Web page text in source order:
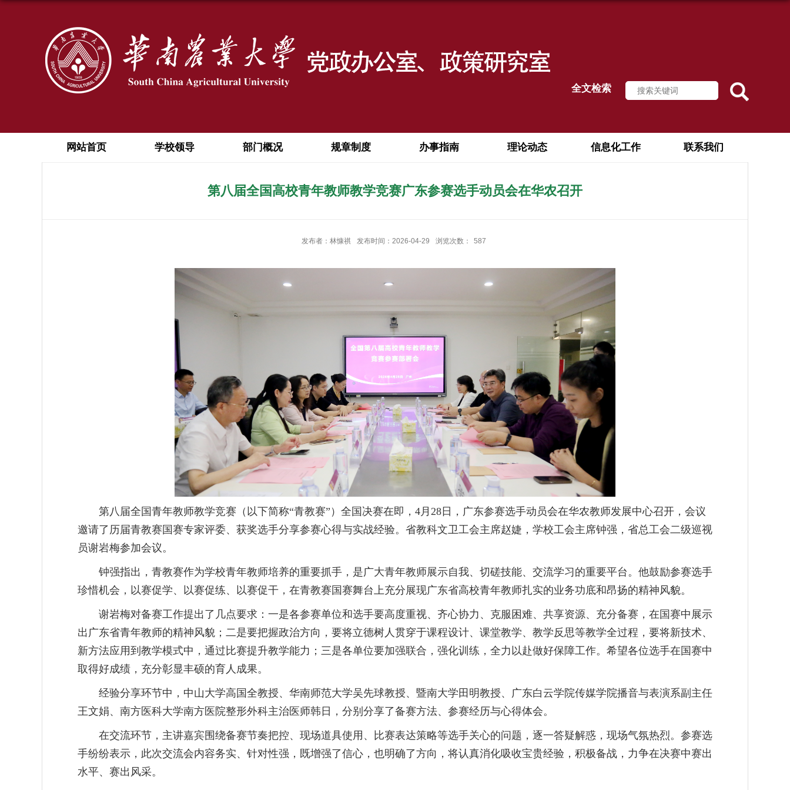
全文检索
网站首页 学校领导 部门概况 规章制度 办事指南 理论动态 信息化工作 联系我们
第八届全国高校青年教师教学竞赛广东参赛选手动员会在华农召开
发布者：林慷祺 发布时间：2026-04-29 浏览次数： 587
第八届全国青年教师教学竞赛（以下简称“青教赛”）全国决赛在即，4月28日，广东参赛选手动员会在华农教师发展中心召开，会议
邀请了历届青教赛国赛专家评委、获奖选手分享参赛心得与实战经验。省教科文卫工会主席赵婕，学校工会主席钟强，省总工会二级巡视
员谢岩梅参加会议。
钟强指出，青教赛作为学校青年教师培养的重要抓手，是广大青年教师展示自我、切磋技能、交流学习的重要平台。他鼓励参赛选手
珍惜机会，以赛促学、以赛促练、以赛促干，在青教赛国赛舞台上充分展现广东省高校青年教师扎实的业务功底和昂扬的精神风貌。
谢岩梅对备赛工作提出了几点要求：一是各参赛单位和选手要高度重视、齐心协力、克服困难、共享资源、充分备赛，在国赛中展示
出广东省青年教师的精神风貌；二是要把握政治方向，要将立德树人贯穿于课程设计、课堂教学、教学反思等教学全过程，要将新技术、
新方法应用到教学模式中，通过比赛提升教学能力；三是各单位要加强联合，强化训练，全力以赴做好保障工作。希望各位选手在国赛中
取得好成绩，充分彰显丰硕的育人成果。
经验分享环节中，中山大学高国全教授、华南师范大学吴先球教授、暨南大学田明教授、广东白云学院传媒学院播音与表演系副主任
王文娟、南方医科大学南方医院整形外科主治医师韩日，分别分享了备赛方法、参赛经历与心得体会。
在交流环节，主讲嘉宾围绕备赛节奏把控、现场道具使用、比赛表达策略等选手关心的问题，逐一答疑解惑，现场气氛热烈。参赛选
手纷纷表示，此次交流会内容务实、针对性强，既增强了信心，也明确了方向，将认真消化吸收宝贵经验，积极备战，力争在决赛中赛出
水平、赛出风采。